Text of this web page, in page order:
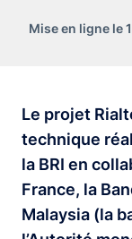
Mise en ligne le
Le projet
technique
la BRI en
France, la
Malaysia (la